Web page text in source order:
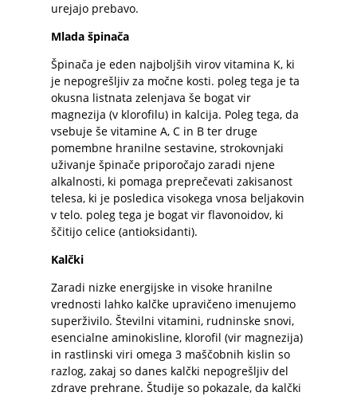
urejajo prebavo.
Mlada špinača
Špinača je eden najboljših virov vitamina K, ki
je nepogrešljiv za močne kosti. poleg tega je ta
okusna listnata zelenjava še bogat vir
magnezija (v klorofilu) in kalcija. Poleg tega, da
vsebuje še vitamine A, C in B ter druge
pomembne hranilne sestavine, strokovnjaki
uživanje špinače priporočajo zaradi njene
alkalnosti, ki pomaga preprečevati zakisanost
telesa, ki je posledica visokega vnosa beljakovin
v telo. poleg tega je bogat vir flavonoidov, ki
ščitijo celice (antioksidanti).
Kalčki
Zaradi nizke energijske in visoke hranilne
vrednosti lahko kalčke upravičeno imenujemo
superživilo. Številni vitamini, rudninske snovi,
esencialne aminokisline, klorofil (vir magnezija)
in rastlinski viri omega 3 maščobnih kislin so
razlog, zakaj so danes kalčki nepogrešljiv del
zdrave prehrane. Študije so pokazale, da kalčki